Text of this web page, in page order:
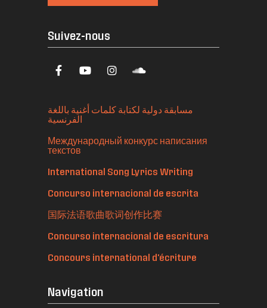
Suivez-nous
مسابقة دولية لكتابة كلمات أغنية باللغة
الفرنسية
Международный конкурс написания
текстов
International Song Lyrics Writing
Concurso internacional de escrita
国际法语歌曲歌词创作比赛
Concurso internacional de escritura
Concours international d'écriture
Navigation